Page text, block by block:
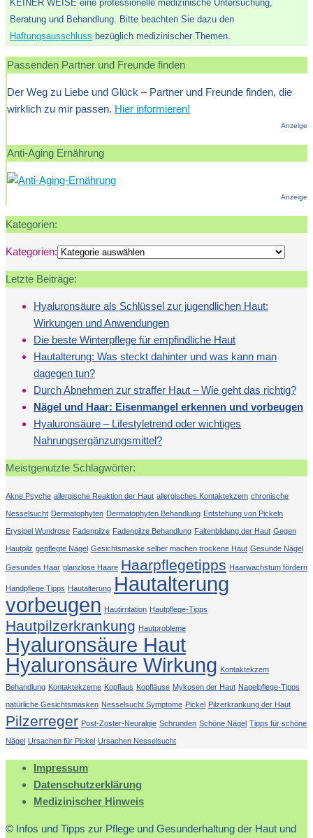
KEINER WEISE eine professionelle medizinische Untersuchung,
Beratung und Behandlung. Bitte beachten Sie dazu den
Haftungsausschluss bezüglich medizinischer Themen.
Passenden Partner und Freunde finden
Der Weg zu Liebe und Glück – Partner und Freunde finden, die
wirklich zu mir passen. Hier informieren!
Anzeige
Anti-Aging Ernährung
Anzeige
Kategorien:
Kategorien:
Letzte Beiträge:
Hyaluronsäure als Schlüssel zur jugendlichen Haut:
Wirkungen und Anwendungen
Die beste Winterpflege für empfindliche Haut
Hautalterung: Was steckt dahinter und was kann man
dagegen tun?
Durch Abnehmen zur straffer Haut – Wie geht das richtig?
Nägel und Haar: Eisenmangel erkennen und vorbeugen
Hyaluronsäure – Lifestyletrend oder wichtiges
Nahrungsergänzungsmittel?
Meistgenutzte Schlagwörter:
Akne Psyche allergische Reaktion der Haut allergisches Kontaktekzem chronische
Nesselsucht Dermatophyten Dermatophyten Behandlung Entstehung von Pickeln
Erysipel Wundrose Fadenpilze Fadenpilze Behandlung Faltenbildung der Haut Gegen
Hautpilz gepflegte Nägel Gesichtsmaske selber machen trockene Haut Gesunde Nägel
Gesundes Haar glanzlose Haare Haarpflegetipps Haarwachstum fördern
Handpflege Tipps Hautalterung Hautalterung
vorbeugen Hautirritation Hautpflege-Tipps
Hautpilzerkrankung Hautprobleme
Hyaluronsäure Haut
Hyaluronsäure Wirkung Kontaktekzem
Behandlung Kontaktekzeme Kopflaus Kopfläuse Mykosen der Haut Nagelpflege-Tipps
natürliche Gesichtsmasken Nesselsucht Symptome Pickel Pilzerkrankung der Haut
Pilzerreger Post-Zoster-Neuralgie Schrunden Schöne Nägel Tipps für schöne
Nägel Ursachen für Pickel Ursachen Nesselsucht
Impressum
Datenschutzerklärung
Medizinischer Hinweis
© Infos und Tipps zur Pflege und Gesunderhaltung der Haut und